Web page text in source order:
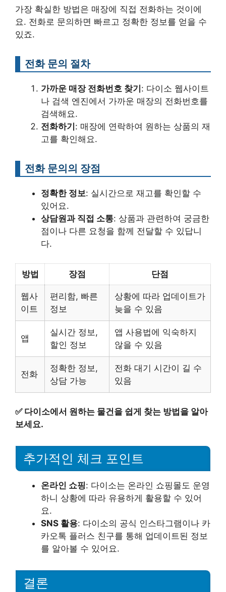
가장 확실한 방법은 매장에 직접 전화하는 것이에
요. 전화로 문의하면 빠르고 정확한 정보를 얻을 수
있죠.
전화 문의 절차
가까운 매장 전화번호 찾기 : 다이소 웹사이트
나 검색 엔진에서 가까운 매장의 전화번호를
검색해요.
전화하기 : 매장에 연락하여 원하는 상품의 재
고를 확인해요.
전화 문의의 장점
정확한 정보: 실시간으로 재고를 확인할 수
있어요.
상담원과 직접 소통: 상품과 관련하여 궁금한
점이나 다른 요청을 함께 전달할 수 있답니
다.
방법 장점 단점
웹사
이트
편리함, 빠른
정보
상황에 따라 업데이트가
늦을 수 있음
앱
실시간 정보,
할인 정보
앱 사용법에 익숙하지
않을 수 있음
전화
정확한 정보,
상담 가능
전화 대기 시간이 길 수
있음
✅ 다이소에서 원하는 물건을 쉽게 찾는 방법을 알아
보세요.
추가적인 체크 포인트
온라인 쇼핑: 다이소는 온라인 쇼핑몰도 운영
하니 상황에 따라 유용하게 활용할 수 있어
요.
SNS 활용: 다이소의 공식 인스타그램이나 카
카오톡 플러스 친구를 통해 업데이트된 정보
를 알아볼 수 있어요.
결론